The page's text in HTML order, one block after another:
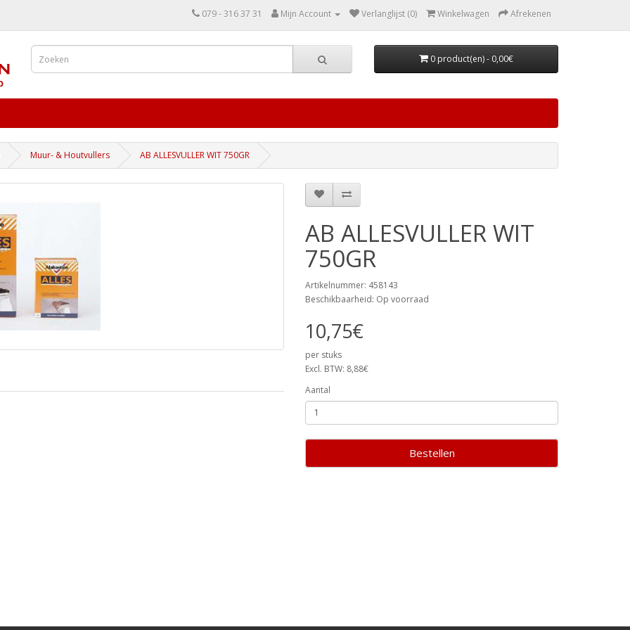
079 - 316 37 31 Mijn Account Verlanglijst (0) Winkelwagen Afrekenen
0 product(en) - 0,00€
Muur- & Houtvullers AB ALLESVULLER WIT 750GR
AB ALLESVULLER WIT
750GR
Artikelnummer: 458143
Beschikbaarheid: Op voorraad
10,75€
per stuks
Excl. BTW: 8,88€
Aantal
Bestellen